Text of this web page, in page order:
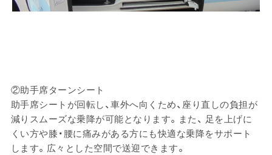
②助手席ターンシート
助手席シートが回転し、車外へ向くため、座り直しの負担が
減りスムーズな乗降が可能となります。また、 足を上げに
くい方や膝・腰に痛みがある方にも快適な乗降をサポート
します。広々とした空間で送迎できます。